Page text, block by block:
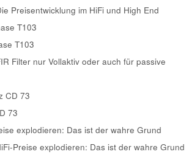
Preisentwicklung im HiFi und High End
T103
T103
Filter nur Vollaktiv oder auch für passive
CD 73
73
explodieren: Das ist der wahre Grund
Preise explodieren: Das ist der wahre Grund